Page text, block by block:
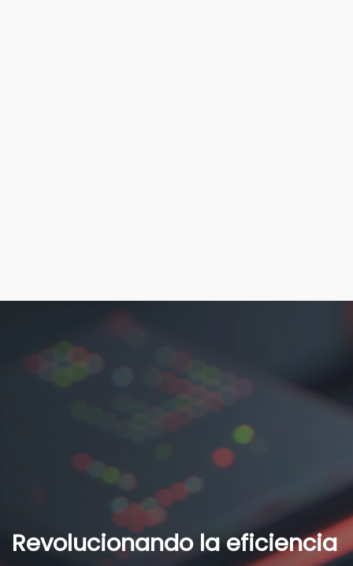
Revolucionando la eficiencia